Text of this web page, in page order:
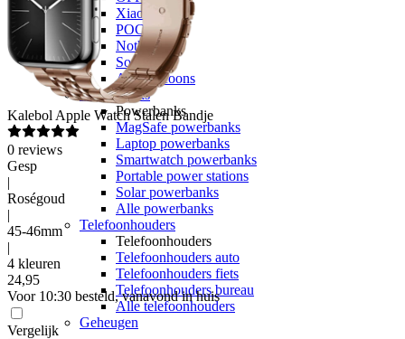
Xiaomi
POCO
Nothing
Sony
Alle telefoons
Powerbanks
Powerbanks
MagSafe powerbanks
Laptop powerbanks
Smartwatch powerbanks
Portable power stations
Solar powerbanks
Alle powerbanks
Telefoonhouders
Telefoonhouders
Telefoonhouders auto
Telefoonhouders fiets
Telefoonhouders bureau
Alle telefoonhouders
Geheugen
Kalebol Apple Watch Stalen Bandje
0 reviews
Gesp
|
Roségoud
|
45-46mm
|
4 kleuren
24,95
Voor 10:30 besteld, vanavond in huis
Vergelijk